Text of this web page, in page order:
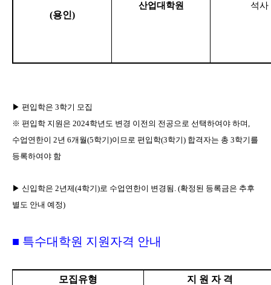
(용인)
산업대학원 석사
▶ 편입학은 3학기 모집
※ 편입학 지원은 2024학년도 변경 이전의 전공으로 선택하여야 하며,
수업연한이 2년 6개월(5학기)이므로 편입학(3학기) 합격자는 총 3학기를
등록하여야 함
▶ 신입학은 2년제(4학기)로 수업연한이 변경됨 . (확정된 등록금은 추후
별도 안내 예정)
■ 특수대학원 지원자격 안내
모집유형 지 원 자 격